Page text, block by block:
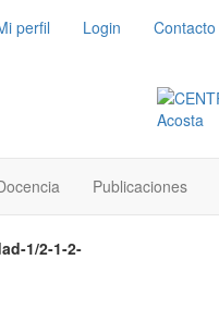
perfil Login Contacto
Publicaciones
1/2-1-2-